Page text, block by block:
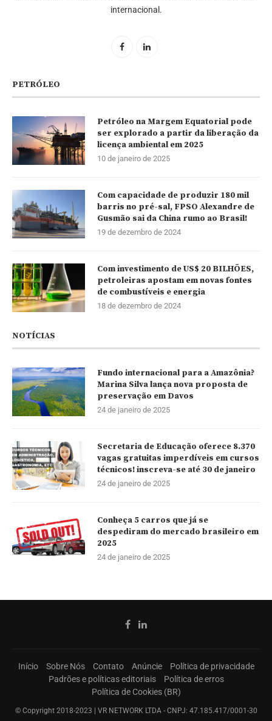
internacional.
PETRÓLEO
Petróleo na Margem Equatorial pode
ser explorado a partir da liberação da
licença ambiental em 2025
10 de janeiro de 2025
Com capacidade de produzir 180 mil
barris no pré-sal, FPSO Alexandre de
Gusmão sai da China rumo ao Brasil!
19 de dezembro de 2024
Com investimento de US$ 20 BILHÕES,
petroleiras apostam em novas fontes
de combustíveis e energia
18 de dezembro de 2024
NOTÍCIAS
Fundo internacional para a Amazônia?
Marina Silva lança nova proposta de
preservação em Davos
24 de janeiro de 2025
Secretaria de Educação oferece 8.370
vagas gratuitas imperdíveis em cursos
técnicos! inscreva-se até 30 de janeiro
24 de janeiro de 2025
Conheça 5 carros que já se
despediram do mercado brasileiro em
2025
24 de janeiro de 2025
Início Sobre Nós Contato Anúncie
Política de privacidade
Padrões e políticas editoriais
Política de erros
Política de Cookies (BR)
© Copyright 2018-2023 | VR NETWORK LTDA - CNPJ: 47.185.417/0001-30